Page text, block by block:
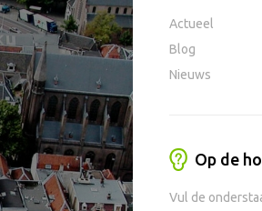
Actueel
Blog
Nieuws
Op de
Vul de